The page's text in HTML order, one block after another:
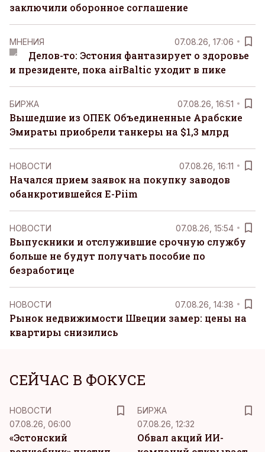
заключили оборонное соглашение
MНЕНИЯ 07.08.26, 17:06
Делов-то: Эстония фантазирует о здоровье
и президенте, пока airBaltic уходит в пике
БИРЖА 07.08.26, 16:51
Вышедшие из ОПЕК Объединенные Арабские
Эмираты приобрели танкеры на $1,3 млрд
НОВОСТИ 07.08.26, 16:11
Начался прием заявок на покупку заводов
обанкротившейся E-Piim
НОВОСТИ 07.08.26, 15:54
Выпускники и отслужившие срочную службу
больше не будут получать пособие по
безработице
НОВОСТИ 07.08.26, 14:38
Рынок недвижимости Швеции замер: цены на
квартиры снизились
СЕЙЧАС В ФОКУСЕ
НОВОСТИ
07.08.26, 06:00
«Эстонский
БИРЖА
07.08.26, 12:32
Обвал акций ИИ-